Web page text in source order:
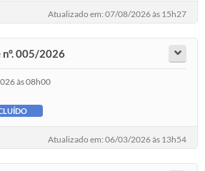
Atualizado em: 07/08/2026 às 15h27
005/2026
às 08h00
Atualizado em: 06/03/2026 às 13h54